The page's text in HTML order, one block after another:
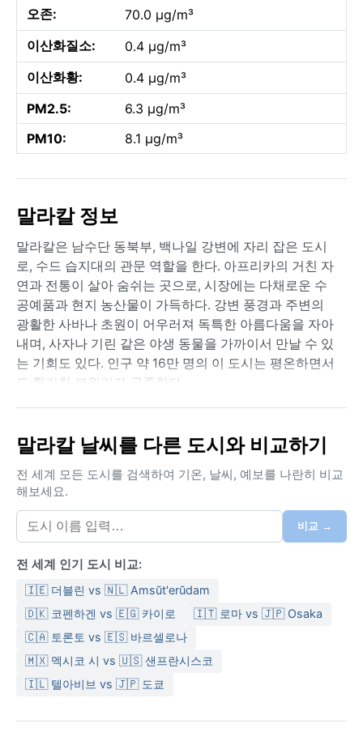
오존:
70.0 µg/m³
이산화질소:
0.4 µg/m³
이산화황:
0.4 µg/m³
PM2.5:
6.3 µg/m³
PM10:
8.1 µg/m³
말라칼 정보
말라칼은 남수단 동북부, 백나일 강변에 자리 잡은 도시
로, 수드 습지대의 관문 역할을 한다. 아프리카의 거친 자
연과 전통이 살아 숨쉬는 곳으로, 시장에는 다채로운 수
공예품과 현지 농산물이 가득하다. 강변 풍경과 주변의
광활한 사바나 초원이 어우러져 독특한 아름다움을 자아
내며, 사자나 기린 같은 야생 동물을 가까이서 만날 수 있
는 기회도 있다. 인구 약 16만 명의 이 도시는 평온하면서
도 활기찬 분위기가 공존한다.
쾨펜 기후 구분에 따르면 말라칼은 열대 사바나 기후
는 5월부터 10월까지 이어진다. 이 시기에는 집중 호우가
쏟아지고 습도가 매우 높아지며, 기온은 30°C 안팎을 유
지한다. 반면 11월부터 4월까지의 건기는 덥고 건조하며,
밤에는 다소 선선해진다. 여행 시 우기에는 얇은 면 소재
옷과 방수 장비, 모기 기피제가 필수이며, 건기에는 자외
선 차단제와 충분한 물이 필요하다. 강수량은 연간 약
800mm로 대부분 우기에 집중된다.
날씨만 고려한다면 가장 쾌적한 방문 시기는 건기인 12월
에서 2월 사이로, 강수 걱정 없이 선선한 날씨를 즐길 수
있다. 주목할 만한 기상 현상으로는 우기에 발생하는 격
렬한 뇌우와 이로 인한 백나일 강 범람이 있다. 건기에는
북동쪽에서 불어오는 건조하고 먼지 섞인 바람이 일시적
으로 시야를 흐리게 하기도 한다. 수드 습지의 거대한 증
말라칼 날씨를 다른 도시와 비교하기
전 세계 모든 도시를 검색하여 기온, 날씨, 예보를 나란히 비교
해보세요.
비교 →
전 세계 인기 도시 비교:
🇮🇪 더블린 vs 🇳🇱 Amsŭt'erŭdam
🇩🇰 코펜하겐 vs 🇪🇬 카이로
🇮🇹 로마 vs 🇯🇵 Osaka
🇨🇦 토론토 vs 🇪🇸 바르셀로나
🇲🇽 멕시코 시 vs 🇺🇸 샌프란시스코
🇮🇱 텔아비브 vs 🇯🇵 도쿄